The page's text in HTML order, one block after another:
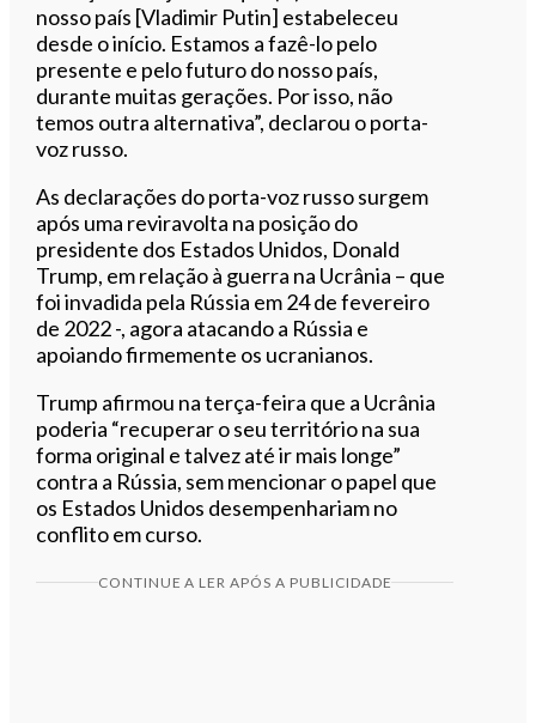
nosso país [Vladimir Putin] estabeleceu
desde o início. Estamos a fazê-lo pelo
presente e pelo futuro do nosso país,
durante muitas gerações. Por isso, não
temos outra alternativa”, declarou o porta-
voz russo.
As declarações do porta-voz russo surgem
após uma reviravolta na posição do
presidente dos Estados Unidos, Donald
Trump, em relação à guerra na Ucrânia – que
foi invadida pela Rússia em 24 de fevereiro
de 2022 -, agora atacando a Rússia e
apoiando firmemente os ucranianos.
Trump afirmou na terça-feira que a Ucrânia
poderia “recuperar o seu território na sua
forma original e talvez até ir mais longe”
contra a Rússia, sem mencionar o papel que
os Estados Unidos desempenhariam no
conflito em curso.
CONTINUE A LER APÓS A PUBLICIDADE